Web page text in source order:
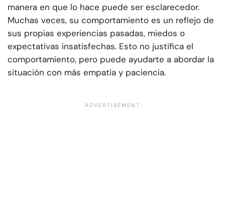
manera en que lo hace puede ser esclarecedor.
Muchas veces, su comportamiento es un reflejo de
sus propias experiencias pasadas, miedos o
expectativas insatisfechas. Esto no justifica el
comportamiento, pero puede ayudarte a abordar la
situación con más empatía y paciencia.